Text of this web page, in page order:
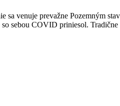
venuje prevažne Pozemným
sebou COVID priniesol.